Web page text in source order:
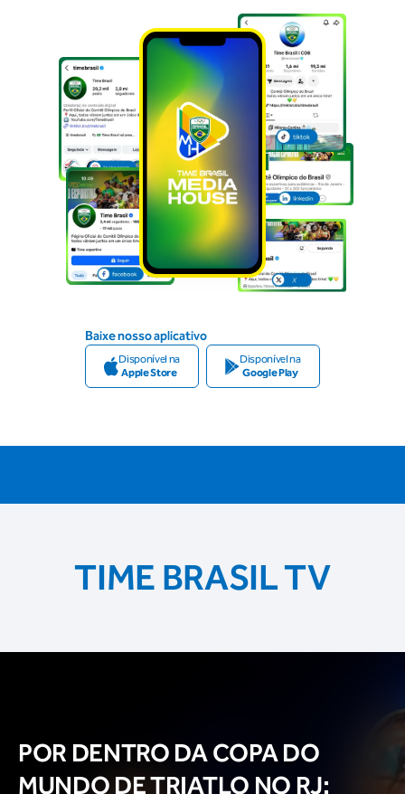
Baixe nosso aplicativo
Disponível na
Apple Store
Disponível na
Google Play
TIME BRASIL TV
POR DENTRO DA COPA DO
MUNDO DE TRIATLO NO RJ: